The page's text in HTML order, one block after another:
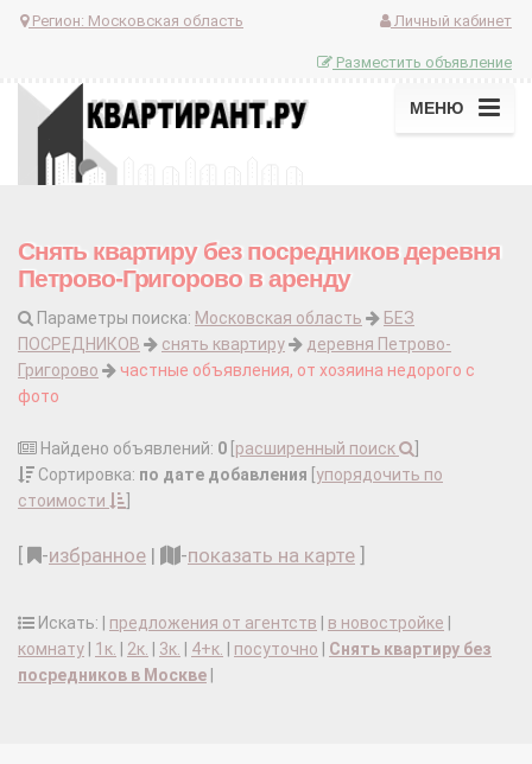
Регион: Московская область Личный кабинет
Разместить объявление
МЕНЮ
Снять квартиру без посредников деревня
Петрово-Григорово в аренду
Параметры поиска: Московская область
БЕЗ
ПОСРЕДНИКОВ
снять квартиру
деревня Петрово-
Григорово
частные объявления, от хозяина недорого с
фото
Найдено объявлений: 0 расширенный поиск
Сортировка: по дате добавления упорядочить по
стоимости
-избранное | -показать на карте
Искать: | предложения от агентств в новостройке
комнату
1к. 2к. 3к. 4+к. посуточно
Снять квартиру без
посредников в Москве